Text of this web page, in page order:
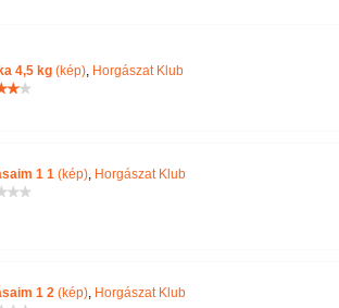
4,5 kg (kép), Horgászat Klub
1 1 (kép), Horgászat Klub
1 2 (kép), Horgászat Klub